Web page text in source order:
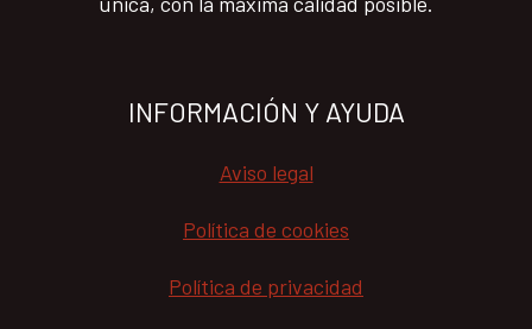
INFORMACIÓN Y AYUDA
Aviso legal
Política de cookies
Política de privacidad